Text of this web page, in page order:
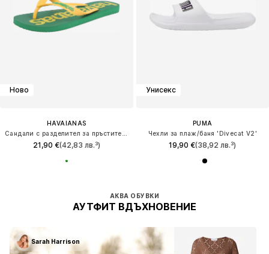
Ново
HAVAIANAS
21,90 €(42,83 лв.³)
Унисекс
PUMA
Чехли за плаж/баня 'Divecat V2'
19,90 €(38,92 лв.³)
АКВА ОБУВКИ
АУТФИТ ВДЪХНОВЕНИЕ
Sarah Harrison